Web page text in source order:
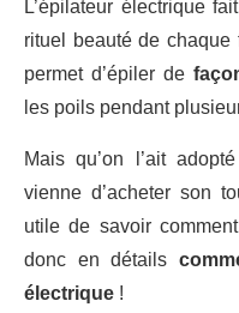
L’épilateur électrique
rituel beauté de chaque
permet d’épiler de
les poils pendant
Mais qu’on l’ait
vienne d’acheter son
utile de savoir
donc en détails
électrique !